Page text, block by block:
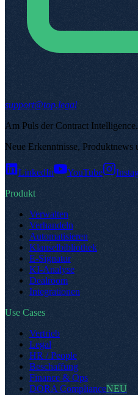
support@top.legal
Am Puls der Contract Intelligence.
Neue Erkenntnisse, Produktnews
LinkedIn YouTube
Produkt
Verwalten
Verhandeln
Automatisieren
Klauselbibliothek
E-Signatur
KI-Analyse
Dealroom
Integrationen
Use Cases
Vertrieb
Legal
HR / People
Beschaffung
Finance & Ops
DORA ComplianceNEU